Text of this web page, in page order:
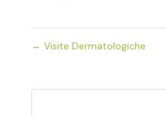
← Visite Dermatologiche